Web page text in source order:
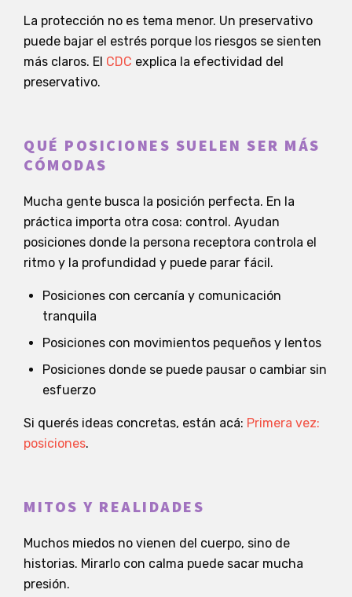
La protección no es tema menor. Un preservativo
puede bajar el estrés porque los riesgos se sienten
más claros. El CDC explica la efectividad del
preservativo.
QUÉ POSICIONES SUELEN SER MÁS
CÓMODAS
Mucha gente busca la posición perfecta. En la
práctica importa otra cosa: control. Ayudan
posiciones donde la persona receptora controla el
ritmo y la profundidad y puede parar fácil.
Posiciones con cercanía y comunicación
tranquila
Posiciones con movimientos pequeños y lentos
Posiciones donde se puede pausar o cambiar sin
esfuerzo
Si querés ideas concretas, están acá: Primera vez:
posiciones.
MITOS Y REALIDADES
Muchos miedos no vienen del cuerpo, sino de
historias. Mirarlo con calma puede sacar mucha
presión.